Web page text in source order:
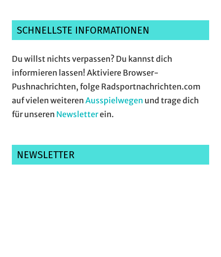
SCHNELLSTE INFORMATIONEN
Du willst nichts verpassen? Du kannst dich
informieren lassen! Aktiviere Browser-
Pushnachrichten, folge Radsportnachrichten.com
auf vielen weiteren Ausspielwegen und trage dich
für unseren Newsletterein.
NEWSLETTER